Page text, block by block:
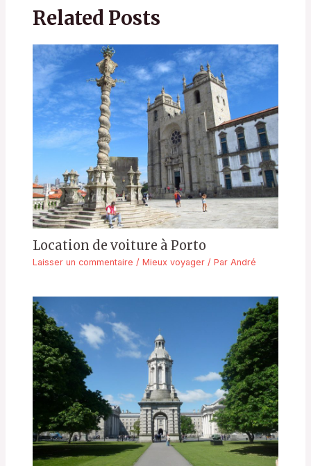
Related Posts
Location de voiture à Porto
Laisser un commentaire /Mieux voyager / Par André